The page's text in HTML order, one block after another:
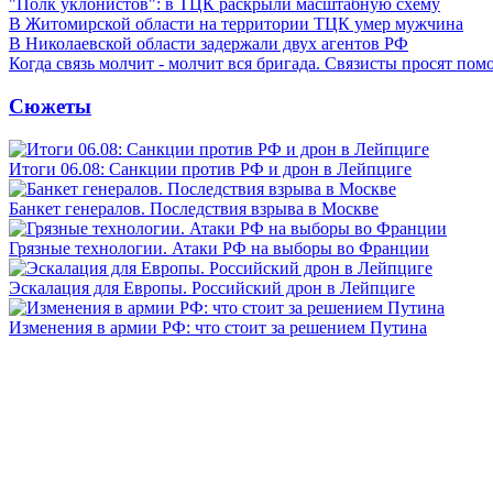
"Полк уклонистов": в ТЦК раскрыли масштабную схему
В Житомирской области на территории ТЦК умер мужчина
В Николаевской области задержали двух агентов РФ
Когда связь молчит - молчит вся бригада. Связисты просят
Сюжеты
Итоги 06.08: Санкции против РФ и дрон в Лейпциге
Банкет генералов. Последствия взрыва в Москве
Грязные технологии. Атаки РФ на выборы во Франции
Эскалация для Европы. Российский дрон в Лейпциге
Изменения в армии РФ: что стоит за решением Путина